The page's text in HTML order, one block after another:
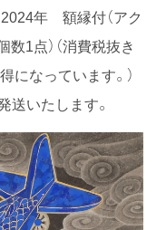
2024年 額縁付（アク
数1点）（消費税抜き
なっています。）
いたします。